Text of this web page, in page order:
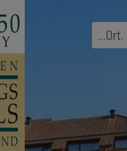
...Ort,